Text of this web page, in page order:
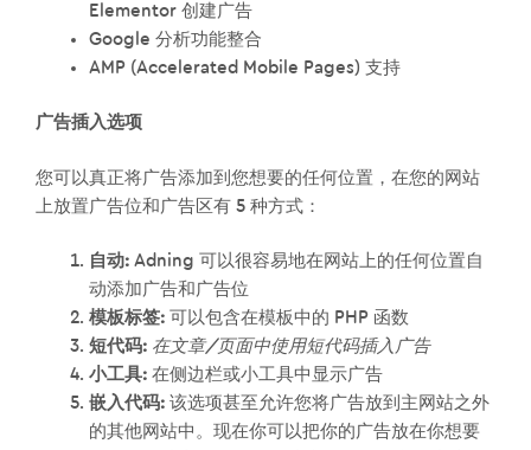
Elementor 创建广告
Google 分析功能整合
AMP (Accelerated Mobile Pages) 支持
广告插入选项
您可以真正将广告添加到您想要的任何位置，在您的网站
上放置广告位和广告区有 5 种方式：
自动: Adning 可以很容易地在网站上的任何位置自
动添加广告和广告位
模板标签: 可以包含在模板中的 PHP 函数
短代码: 在文章/页面中使用短代码插入广告
小工具: 在侧边栏或小工具中显示广告
嵌入代码: 该选项甚至允许您将广告放到主网站之外
的其他网站中。现在你可以把你的广告放在你想要